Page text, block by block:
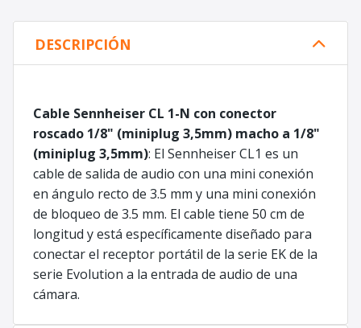
DESCRIPCIÓN
Cable Sennheiser CL 1-N con conector
roscado 1/8" (miniplug 3,5mm) macho a 1/8"
(miniplug 3,5mm): El Sennheiser CL1 es un
cable de salida de audio con una mini conexión
en ángulo recto de 3.5 mm y una mini conexión
de bloqueo de 3.5 mm. El cable tiene 50 cm de
longitud y está específicamente diseñado para
conectar el receptor portátil de la serie EK de la
serie Evolution a la entrada de audio de una
cámara.